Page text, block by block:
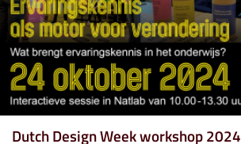
Dutch Design Week workshop 2024